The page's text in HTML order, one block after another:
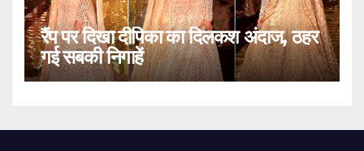
रैंप पर दिखा दीपिका का दिलकश अंदाज, ठहर
गई सबकी निगाहें